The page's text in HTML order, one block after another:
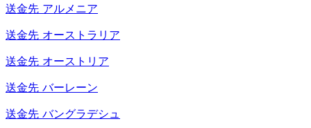
送金先 アルメニア
送金先 オーストラリア
送金先 オーストリア
送金先 バーレーン
送金先 バングラデシュ